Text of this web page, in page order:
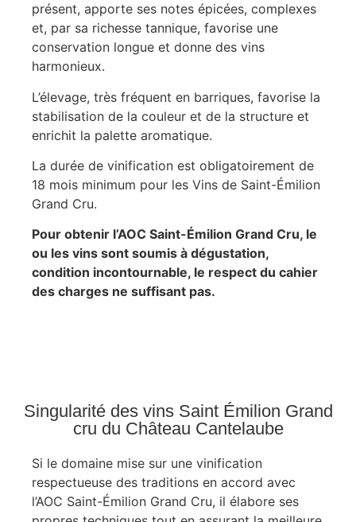
présent, apporte ses notes épicées, complexes
et, par sa richesse tannique, favorise une
conservation longue et donne des vins
harmonieux.
L’élevage, très fréquent en barriques, favorise la
stabilisation de la couleur et de la structure et
enrichit la palette aromatique.
La durée de vinification est obligatoirement de
18 mois minimum pour les Vins de Saint-Émilion
Grand Cru.
Pour obtenir l’AOC Saint-Émilion Grand Cru, le
ou les vins sont soumis à dégustation,
condition incontournable, le respect du cahier
des charges ne suffisant pas.
Singularité des vins Saint Émilion Grand
cru du Château Cantelaube
Si le domaine mise sur une vinification
respectueuse des traditions en accord avec
l’AOC Saint-Émilion Grand Cru, il élabore ses